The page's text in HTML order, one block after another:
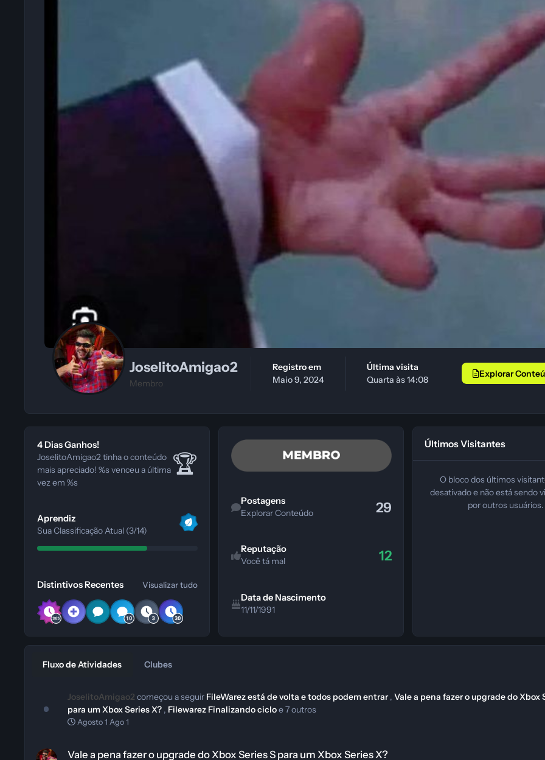
JoselitoAmigao2
Membro
Registro em
Maio 9, 2024
Última visita
Quarta às 14:08
Explorar
4 Dias Ganhos!
4 Dias Ganhos!
JoselitoAmigao2 tinha o conteúdo
mais apreciado! %s venceu a última
vez em %s
🏆
Aprendiz
Sua Classificação Atual (3/14)
Distintivos Recentes
Visualizar tudo
Postagens
Explorar Conteúdo
29
Reputação
Você tá mal
12
Data de Nascimento
11/11/1991
Últimos Visitantes
O bloco dos últimos
desativado e não está sendo
por outros usuários.
Fluxo de Atividades Clubes
JoselitoAmigao2 começou a seguir FileWarez está de volta e todos podem entrar, Vale a pena fazer o upgrade do Xbox
para um Xbox Series X? , Filewarez Finalizando cicloe 7 outros
Agosto 1 Ago 1
Vale a pena fazer o upgrade do Xbox Series S para um Xbox Series X?